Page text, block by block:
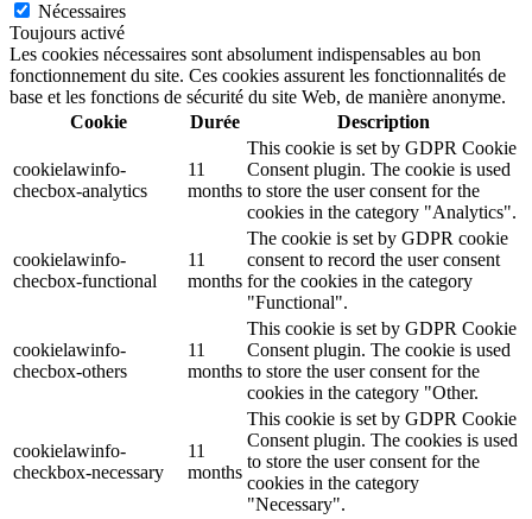
Nécessaires
Toujours activé
Les cookies nécessaires sont absolument indispensables au bon
fonctionnement du site. Ces cookies assurent les fonctionnalités de
base et les fonctions de sécurité du site Web, de manière anonyme.
Cookie
Durée Description
cookielawinfo-
checbox-analytics
11
months
This cookie is set by GDPR Cookie
Consent plugin. The cookie is used
to store the user consent for the
cookies in the category "Analytics".
cookielawinfo-
checbox-functional
11
months
The cookie is set by GDPR cookie
consent to record the user consent
for the cookies in the category
"Functional".
cookielawinfo-
checbox-others
11
months
This cookie is set by GDPR Cookie
Consent plugin. The cookie is used
to store the user consent for the
cookies in the category "Other.
cookielawinfo-
checkbox-necessary
11
months
This cookie is set by GDPR Cookie
Consent plugin. The cookies is used
to store the user consent for the
cookies in the category
"Necessary".